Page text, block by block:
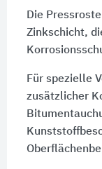
Die
Zinkschicht,
Für spezielle
zusätzlicher